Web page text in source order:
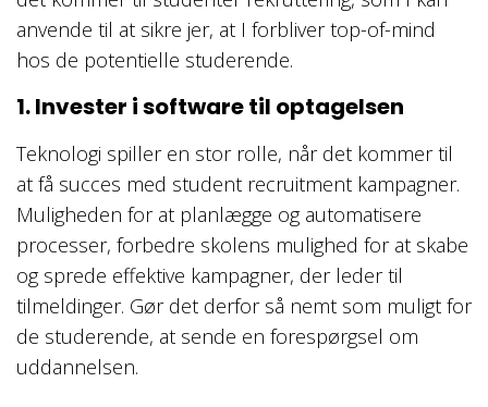
anvende til at sikre jer, at I forbliver top-of-mind
hos de potentielle studerende.
1. Invester i software til optagelsen
Teknologi spiller en stor rolle, når det kommer til
at få succes med student recruitment kampagner.
Muligheden for at planlægge og automatisere
processer, forbedre skolens mulighed for at skabe
og sprede effektive kampagner, der leder til
tilmeldinger. Gør det derfor så nemt som muligt for
de studerende, at sende en forespørgsel om
uddannelsen.